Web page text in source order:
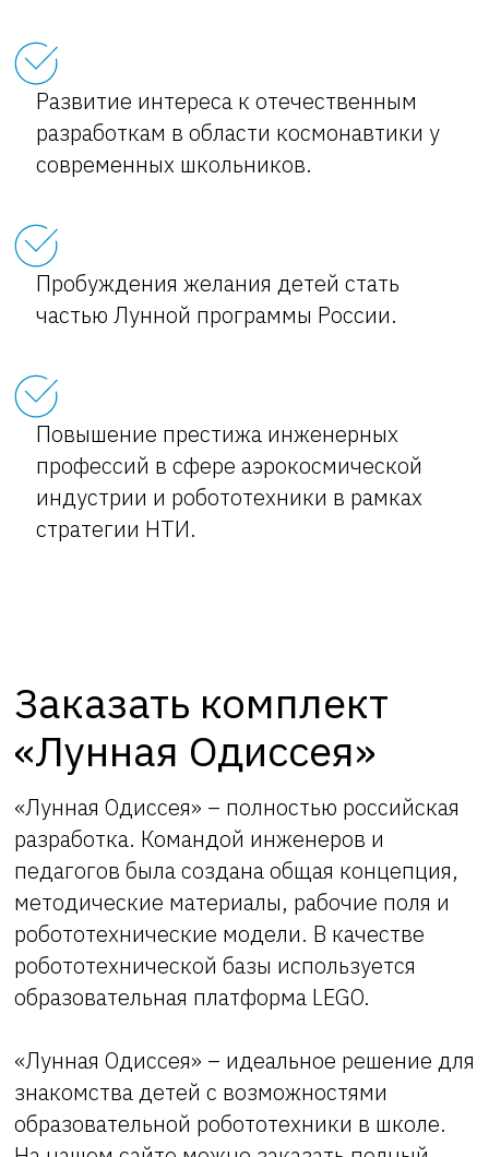
Развитие интереса к отечественным
разработкам в области космонавтики у
современных школьников.
Пробуждения желания детей стать
частью Лунной программы России.
Повышение престижа инженерных
профессий в сфере аэрокосмической
индустрии и робототехники в рамках
стратегии НТИ.
Заказать комплект
«Лунная Одиссея»
«Лунная Одиссея» – полностью российская
разработка. Командой инженеров и
педагогов была создана общая концепция,
методические материалы, рабочие поля и
робототехнические модели. В качестве
робототехнической базы используется
образовательная платформа LEGO.
«Лунная Одиссея» – идеальное решение для
знакомства детей с возможностями
образовательной робототехники в школе.